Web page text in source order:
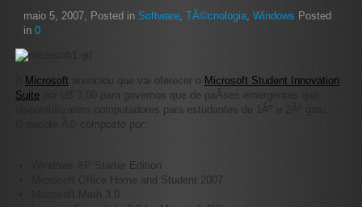
maio 5, 2007, Posted in Software, TÃ©cnologia, Windows Posted
in 0
Microsoftanunciou que vai oferecer o Microsoft Student Innovation
Suitepor U$ 3,00 para governos que de paÃ­ses emergentes que
disponibilizarem computadores para estudantes de 1Âº e 2Âº grau.
O pacote Ã© composto por:
Windows XP Starter Edition
Microsoft Office Home and Student 2007
Microsoft Math 3.0